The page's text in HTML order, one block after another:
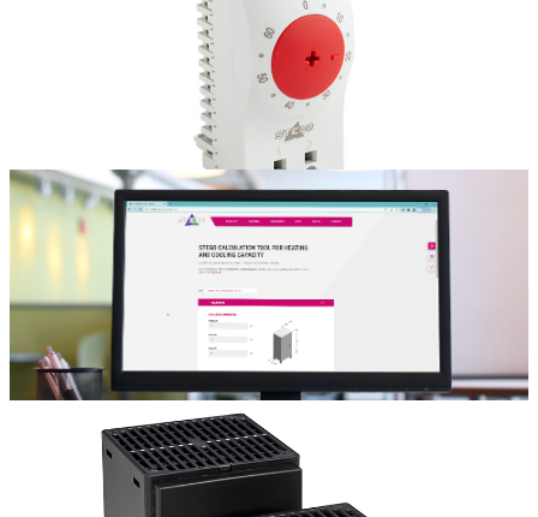
Capteur intelligent pour la gestion thermique numérique
La numérisation industrielle progresse à grands pas, notamment dans
le domaine de la climatisation des armoires de commande. Dans cet
article de blog, vous découvrirez comment...
En savoir plus
Fait-il trop chaud ou trop froid dans vos armoires de
commande ?
L'objectif de la gestion thermique est de garantir des conditions
climatiques optimales à l'intérieur des armoires de commande ou des
installations techniques et de veiller à ce...
En savoir plus